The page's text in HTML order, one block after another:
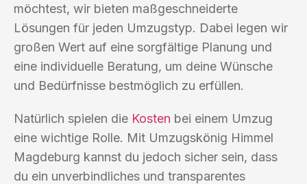
möchtest, wir bieten maßgeschneiderte
Lösungen für jeden Umzugstyp. Dabei legen wir
großen Wert auf eine sorgfältige Planung und
eine individuelle Beratung, um deine Wünsche
und Bedürfnisse bestmöglich zu erfüllen.
Natürlich spielen die Kosten bei einem Umzug
eine wichtige Rolle. Mit Umzugskönig Himmel
Magdeburg kannst du jedoch sicher sein, dass
du ein unverbindliches und transparentes